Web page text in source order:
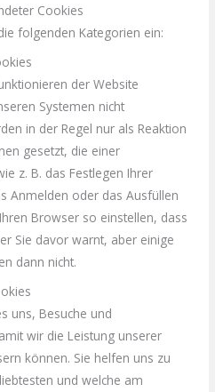
Cookies
folgenden Kategorien ein:
der Website
Systemen nicht
in der Regel nur als Reaktion
gesetzt, die einer
z. B. das Festlegen Ihrer
Anmelden oder das Ausfüllen
Browser so einstellen, dass
Sie davor warnt, aber einige
dann nicht.
uns, Besuche und
wir die Leistung unserer
können. Sie helfen uns zu
und welche am